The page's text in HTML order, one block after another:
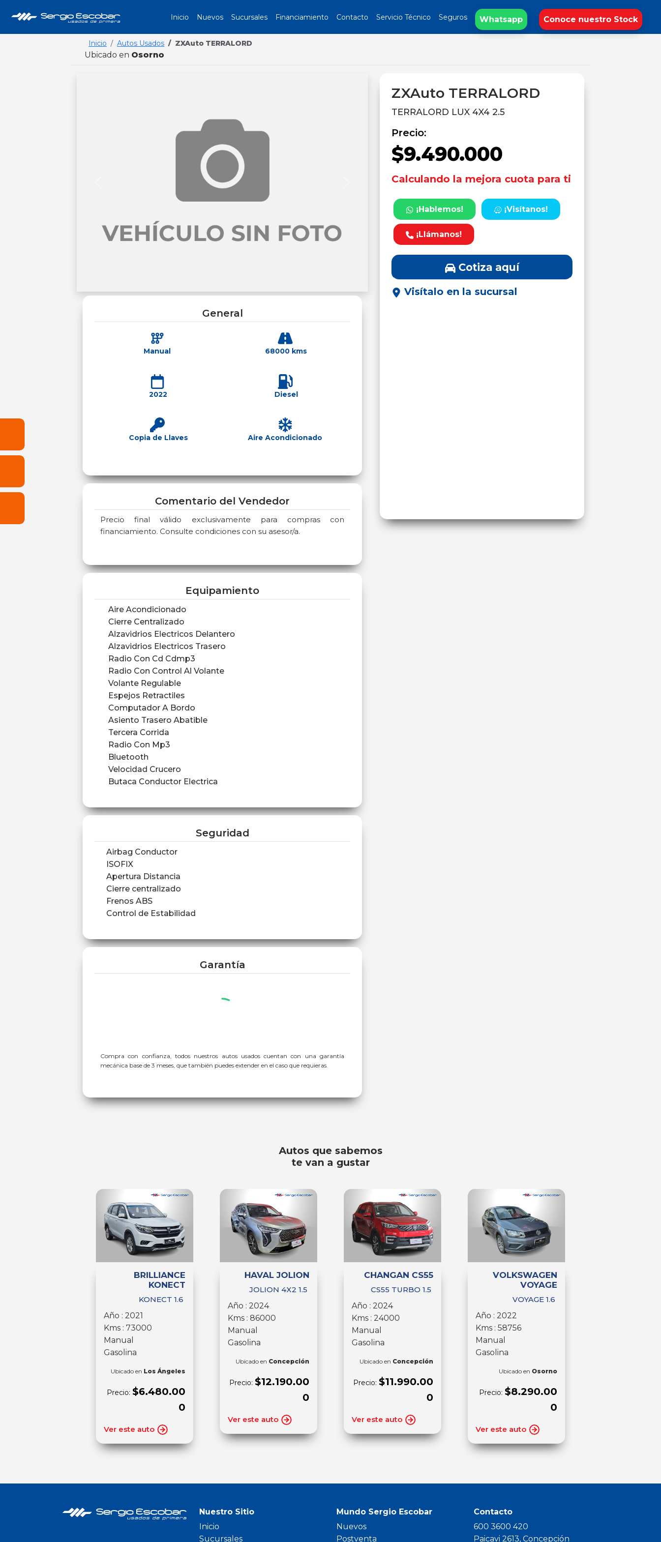
Inicio Nuevos Sucursales Financiamiento Contacto Servicio Técnico Seguros Whatsapp Conoce nuestro Stock
Inicio Autos Usados ZXAuto TERRALORD
Ubicado en Osorno
General
Manual 68000 kms
2022 Diesel
Copia de Llaves Aire Acondicionado
Comentario del Vendedor
Precio final válido exclusivamente para compras con
financiamiento. Consulte condiciones con su asesor/a.
Equipamiento
Aire Acondicionado
Cierre Centralizado
Alzavidrios Electricos Delantero
Alzavidrios Electricos Trasero
Radio Con Cd Cdmp3
Radio Con Control Al Volante
Volante Regulable
Espejos Retractiles
Computador A Bordo
Asiento Trasero Abatible
Tercera Corrida
Radio Con Mp3
Bluetooth
Velocidad Crucero
Butaca Conductor Electrica
Seguridad
Airbag Conductor
ISOFIX
Apertura Distancia
Cierre centralizado
Frenos ABS
Control de Estabilidad
Garantía
Compra con confianza, todos nuestros autos usados cuentan con una garantía
mecánica base de 3 meses, que también puedes extender en el caso que requieras.
ZXAuto TERRALORD
TERRALORD LUX 4X4 2.5
Precio:
$9.490.000
Calculando la mejora cuota para ti
¡Hablemos! ¡Visítanos!
¡Llámanos!
Cotiza aquí
Visítalo en la sucursal
Autos que sabemos
te van a gustar
BRILLIANCE
KONECT
KONECT 1.6
Año : 2021
Kms : 73000
Manual
Gasolina
Ubicado en Los Ángeles
Precio: $6.480.00
0
Ver este auto
HAVAL JOLION
JOLION 4X2 1.5
Año : 2024
Kms : 86000
Manual
Gasolina
Ubicado en Concepción
Precio: $12.190.00
0
Ver este auto
CHANGAN CS55
CS55 TURBO 1.5
Año : 2024
Kms : 24000
Manual
Gasolina
Ubicado en Concepción
Precio: $11.990.00
0
Ver este auto
VOLKSWAGEN
VOYAGE
VOYAGE 1.6
Año : 2022
Kms : 58756
Manual
Gasolina
Ubicado en Osorno
Precio: $8.290.00
0
Ver este auto
Nuestro Sitio
Inicio
Sucursales
Mundo Sergio Escobar
Nuevos
Postventa
Contacto
600 3600 420
Paicavi 2613, Concepción